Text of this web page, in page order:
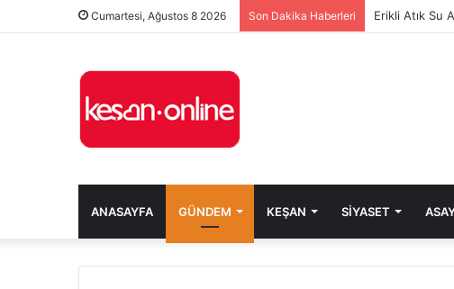
Cumartesi, Ağustos 8 2026 Son Dakika Haberleri Erikli Atık Su
ANASAYFA GÜNDEM KEŞAN SIYASET